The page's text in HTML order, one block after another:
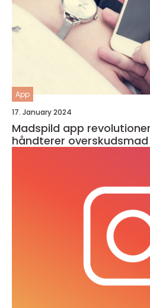
App
17. January 2024
Madspild app
håndterer